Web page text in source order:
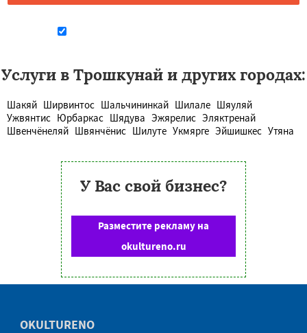
Услуги в Трошкунай и других городах:
Шакяй Ширвинтос Шальчининкай Шилале Шяуляй
Ужвянтис Юрбаркас Шядува Эжярелис Эляктренай
Швенчёнеляй Швянчёнис Шилуте Укмярге Эйшишкес Утяна
У Вас свой бизнес?
Разместите рекламу на
okultureno.ru
OKULTURENO